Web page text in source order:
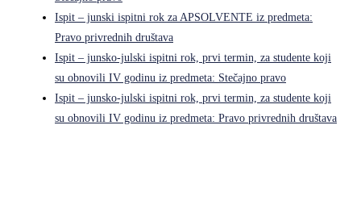
Ispit – junski ispitni rok za APSOLVENTE iz predmeta:
Pravo privrednih društava
Ispit – junsko-julski ispitni rok, prvi termin, za studente koji
su obnovili IV godinu iz predmeta: Stečajno pravo
Ispit – junsko-julski ispitni rok, prvi termin, za studente koji
su obnovili IV godinu iz predmeta: Pravo privrednih društava